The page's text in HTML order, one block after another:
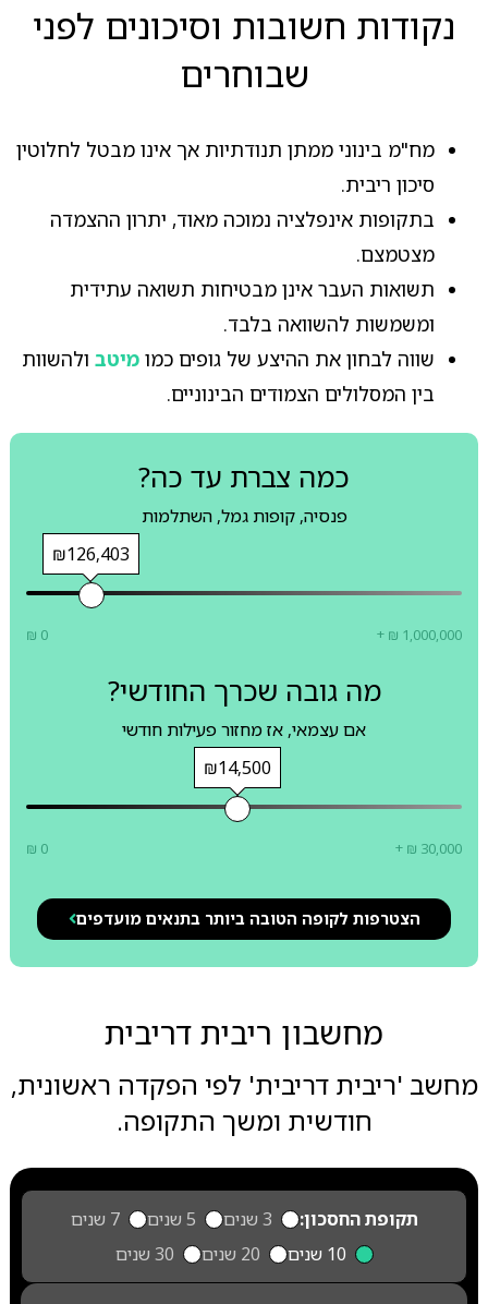
נקודות חשובות וסיכונים לפני
שבוחרים
מח"מ בינוני ממתן תנודתיות אך אינו מבטל לחלוטין
סיכון ריבית.
בתקופות אינפלציה נמוכה מאוד, יתרון ההצמדה
מצטמצם.
תשואות העבר אינן מבטיחות תשואה עתידית
ומשמשות להשוואה בלבד.
שווה לבחון את ההיצע של גופים כמו מיטבולהשוות
בין המסלולים הצמודים הבינוניים.
כמה צברת עד כה?
פנסיה, קופות גמל, השתלמות
₪126,403
₪ 0 + ₪ 1,000,000
מה גובה שכרך החודשי?
אם עצמאי, אז מחזור פעילות חודשי
₪14,500
₪ 0 + ₪ 30,000
הצטרפות לקופה הטובה ביותר בתנאים מועדפים
מחשבון ריבית דריבית
מחשב 'ריבית דריבית' לפי הפקדה ראשונית,
חודשית ומשך התקופה.
תקופת החסכון: 3 שנים 5 שנים
7 שנים
10 שנים
20 שנים 30 שנים